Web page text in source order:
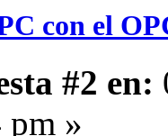
con el
#2 en:
pm »